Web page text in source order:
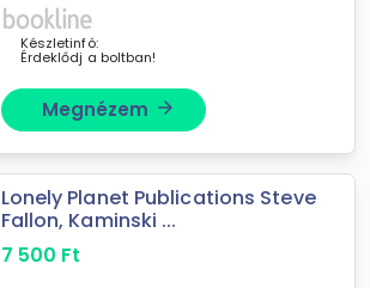
Color highlights chapter showcasing
the ...
Készletinfó:
Érdeklődj a boltban!
Megnézem arrow_forward
Lonely Planet Publications Steve
Fallon, Kaminski ...
7 500 Ft